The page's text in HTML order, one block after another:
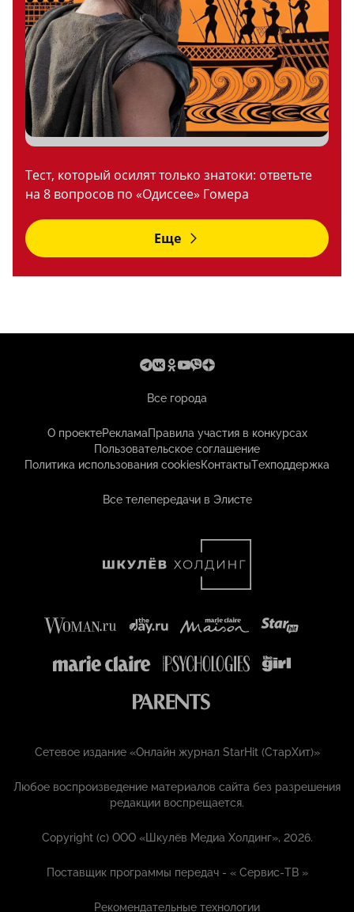
Тест, который осилят только знатоки: ответьте
на 8 вопросов по «Одиссее» Гомера
Еще
Все города
О проектеРекламаПравила участия в конкурсах
Пользовательское соглашение
Политика использования cookiesКонтактыТехподдержка
Все телепередачи в Элисте
Сетевое издание «Онлайн журнал StarHit (СтарХит)»
Любое воспроизведение материалов сайта без разрешения
редакции воспрещается.
Copyright (с) ООО «Шкулёв Медиа Холдинг», 2026.
Поставщик программы передач - «Сервис-ТВ »
Рекомендательные технологии